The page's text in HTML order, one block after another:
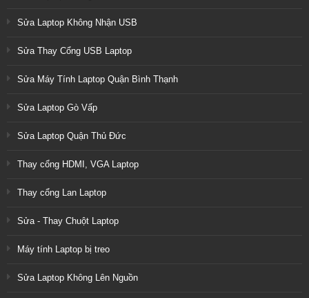
Sửa Laptop Không Nhận USB
Sửa Thay Cổng USB Laptop
Sửa Máy Tính Laptop Quận Bình Thạnh
Sửa Laptop Gò Vấp
Sửa Laptop Quận Thủ Đức
Thay cổng HDMI, VGA Laptop
Thay cổng Lan Laptop
Sửa - Thay Chuột Laptop
Máy tính Laptop bị treo
Sửa Laptop Không Lên Nguồn